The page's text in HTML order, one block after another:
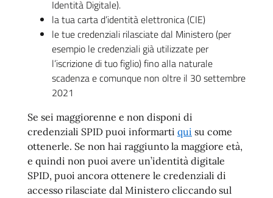
Identità Digitale).
la tua carta d’identità elettronica (CIE)
le tue credenziali rilasciate dal Ministero (per
esempio le credenziali già utilizzate per
l’iscrizione di tuo figlio) fino alla naturale
scadenza e comunque non oltre il 30 settembre
2021
Se sei maggiorenne e non disponi di
credenziali SPID puoi informarti qui su come
ottenerle. Se non hai raggiunto la maggiore età,
e quindi non puoi avere un’identità digitale
SPID, puoi ancora ottenere le credenziali di
accesso rilasciate dal Ministero cliccando sul